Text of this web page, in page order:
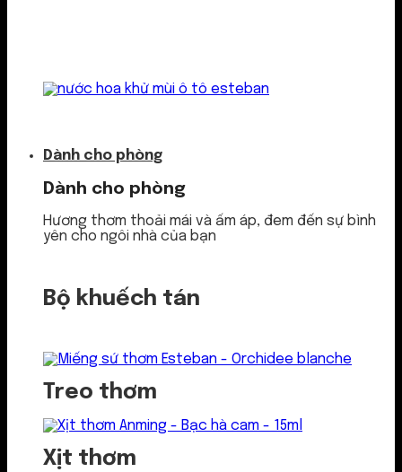
Dành cho phòng
Dành cho phòng
Hương thơm thoải mái và ấm áp, đem đến sự bình
yên cho ngôi nhà của bạn
Bộ khuếch tán
Treo thơm
Xịt thơm